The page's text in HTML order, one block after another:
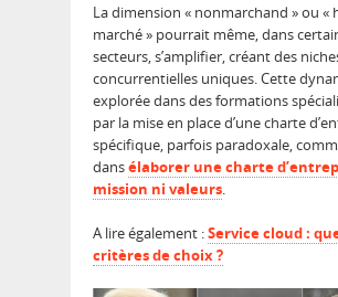
La dimension « nonmarchand » ou «
marché » pourrait même, dans
secteurs, s’amplifier, créant des
concurrentielles uniques. Cette
explorée dans des formations
par la mise en place d’une charte
spécifique, parfois paradoxale,
dansélaborer une charte
mission ni valeurs.
A lire également :Service cloud :
critères de choix ?